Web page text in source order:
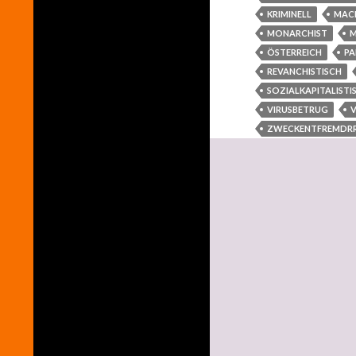
KRIMINELL
MONARCHIST
ÖSTERREICH
REVANCHISTISCH
VIRUSBETRUG